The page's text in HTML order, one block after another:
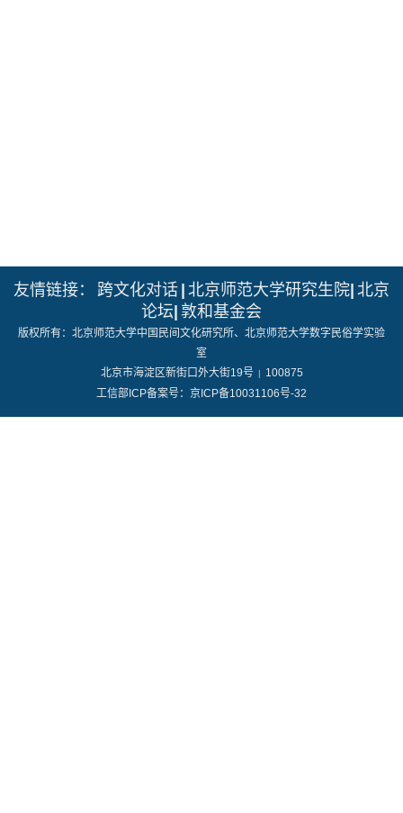
友情链接： 跨文化对话 | 北京师范大学研究生院| 北京
论坛| 敦和基金会
版权所有：北京师范大学中国民间文化研究所、北京师范大学数字民俗学实验
室
北京市海淀区新街口外大街19号 |
100875
工信部ICP备案号：京ICP备10031106号-32